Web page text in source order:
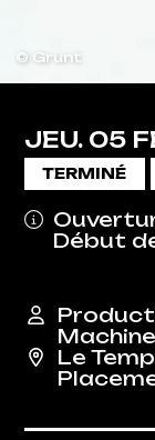
© Grünt
JEU. 05
TERMINÉ
Début
Machine
Le